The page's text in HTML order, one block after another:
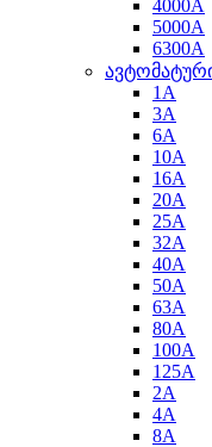
4000A
5000A
6300A
1A
3A
6A
10A
16A
20A
25A
32A
40A
50A
63A
80A
100A
125A
2A
4A
8A